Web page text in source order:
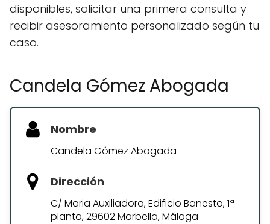
disponibles, solicitar una primera consulta y
recibir asesoramiento personalizado según tu
caso.
Candela Gómez Abogada
Nombre
Candela Gómez Abogada
Dirección
C/ Maria Auxiliadora, Edificio Banesto, 1ª
planta, 29602 Marbella, Málaga